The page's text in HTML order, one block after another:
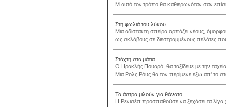
Μ αυτό τον τρόπο θα καθιερωνόταν σαν
Στη φωλιά του λύκου
Μια αδίστακτη σπείρα αρπάζει νέους,
ως σκλάβους σε διεστραμμένους πελάτες
Στάχτη στα μάτια
Ο Ηρακλής Πουαρό, θα ταξίδευε με την
Μια Ρολς Ρόυς θα τον περίμενε έξω απ' το
Τα άστρα μιλούν για θάνατο
Η Ρενισέπ προσπαθούσε να ξεχάσει τα λίγα